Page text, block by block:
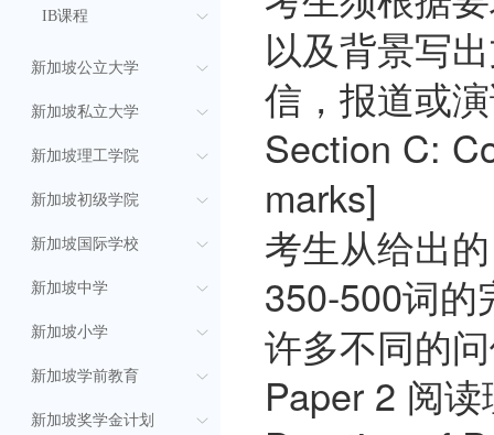
IB课程
新加坡公立大学
新加坡私立大学
新加坡理工学院
新加坡初级学院
新加坡国际学校
新加坡中学
新加坡小学
新加坡学前教育
新加坡奖学金计划
以及背景写
信，报道或
Section C:
marks]
考生从给出
350-500词的
许多不同的
Paper 2 阅